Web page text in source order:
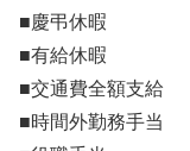
■慶弔休暇
■有給休暇
■交通費全額支給
■時間外勤務手当